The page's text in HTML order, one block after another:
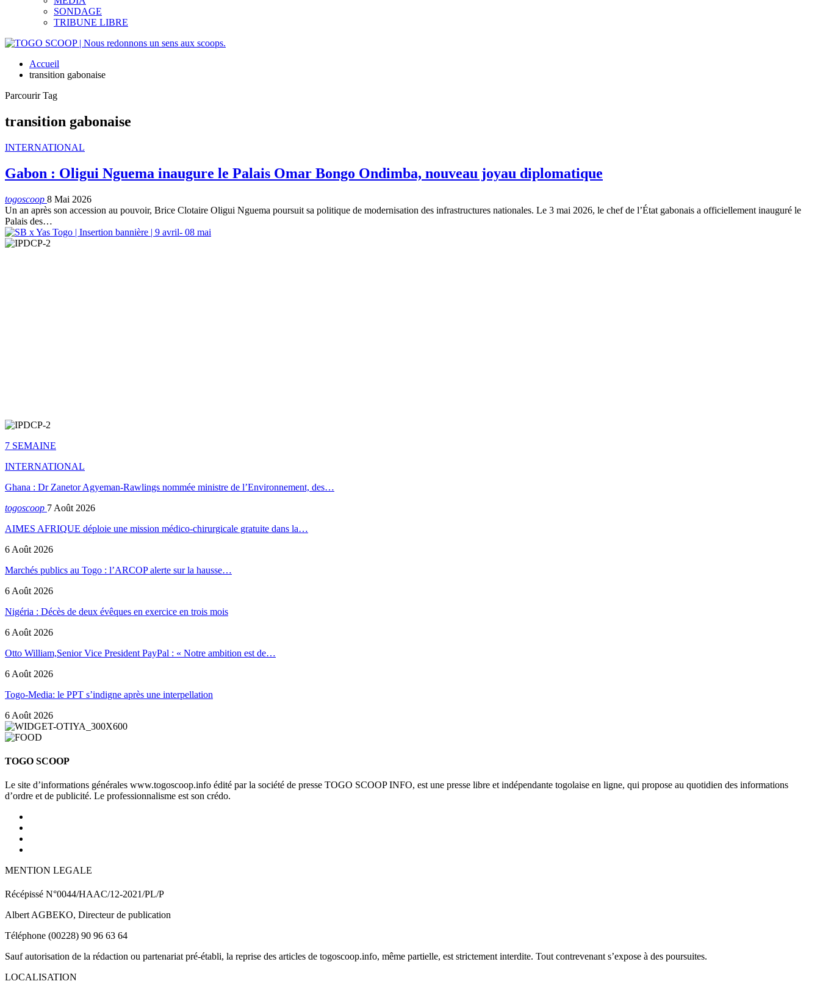
SONDAGE
TRIBUNE LIBRE
Accueil
transition gabonaise
Parcourir Tag
transition gabonaise
INTERNATIONAL
Gabon : Oligui Nguema inaugure le Palais Omar Bongo Ondimba, nouveau joyau diplomatique
togoscoop 8 Mai 2026
Un an après son accession au pouvoir, Brice Clotaire Oligui Nguema poursuit sa politique de modernisation des infrastructures nationales. Le 3 mai 2026, le chef de l’État gabonais a officiellement inauguré le
Palais des…
7 SEMAINE
INTERNATIONAL
Ghana : Dr Zanetor Agyeman-Rawlings nommée ministre de l’Environnement, des…
togoscoop 7 Août 2026
AIMES AFRIQUE déploie une mission médico-chirurgicale gratuite dans la…
6 Août 2026
Marchés publics au Togo : l’ARCOP alerte sur la hausse…
6 Août 2026
Nigéria : Décès de deux évêques en exercice en trois mois
6 Août 2026
Otto William,Senior Vice President PayPal : « Notre ambition est de…
6 Août 2026
Togo-Media: le PPT s’indigne après une interpellation
6 Août 2026
TOGO SCOOP
Le site d’informations générales www.togoscoop.info édité par la société de presse TOGO SCOOP INFO, est une presse libre et indépendante togolaise en ligne, qui propose au quotidien des informations
d’ordre et de publicité. Le professionnalisme est son crédo.
MENTION LEGALE
Récépissé N°0044/HAAC/12-2021/PL/P
Albert AGBEKO, Directeur de publication
Téléphone (00228) 90 96 63 64
Sauf autorisation de la rédaction ou partenariat pré-établi, la reprise des articles de togoscoop.info, même partielle, est strictement interdite. Tout contrevenant s’expose à des poursuites.
LOCALISATION